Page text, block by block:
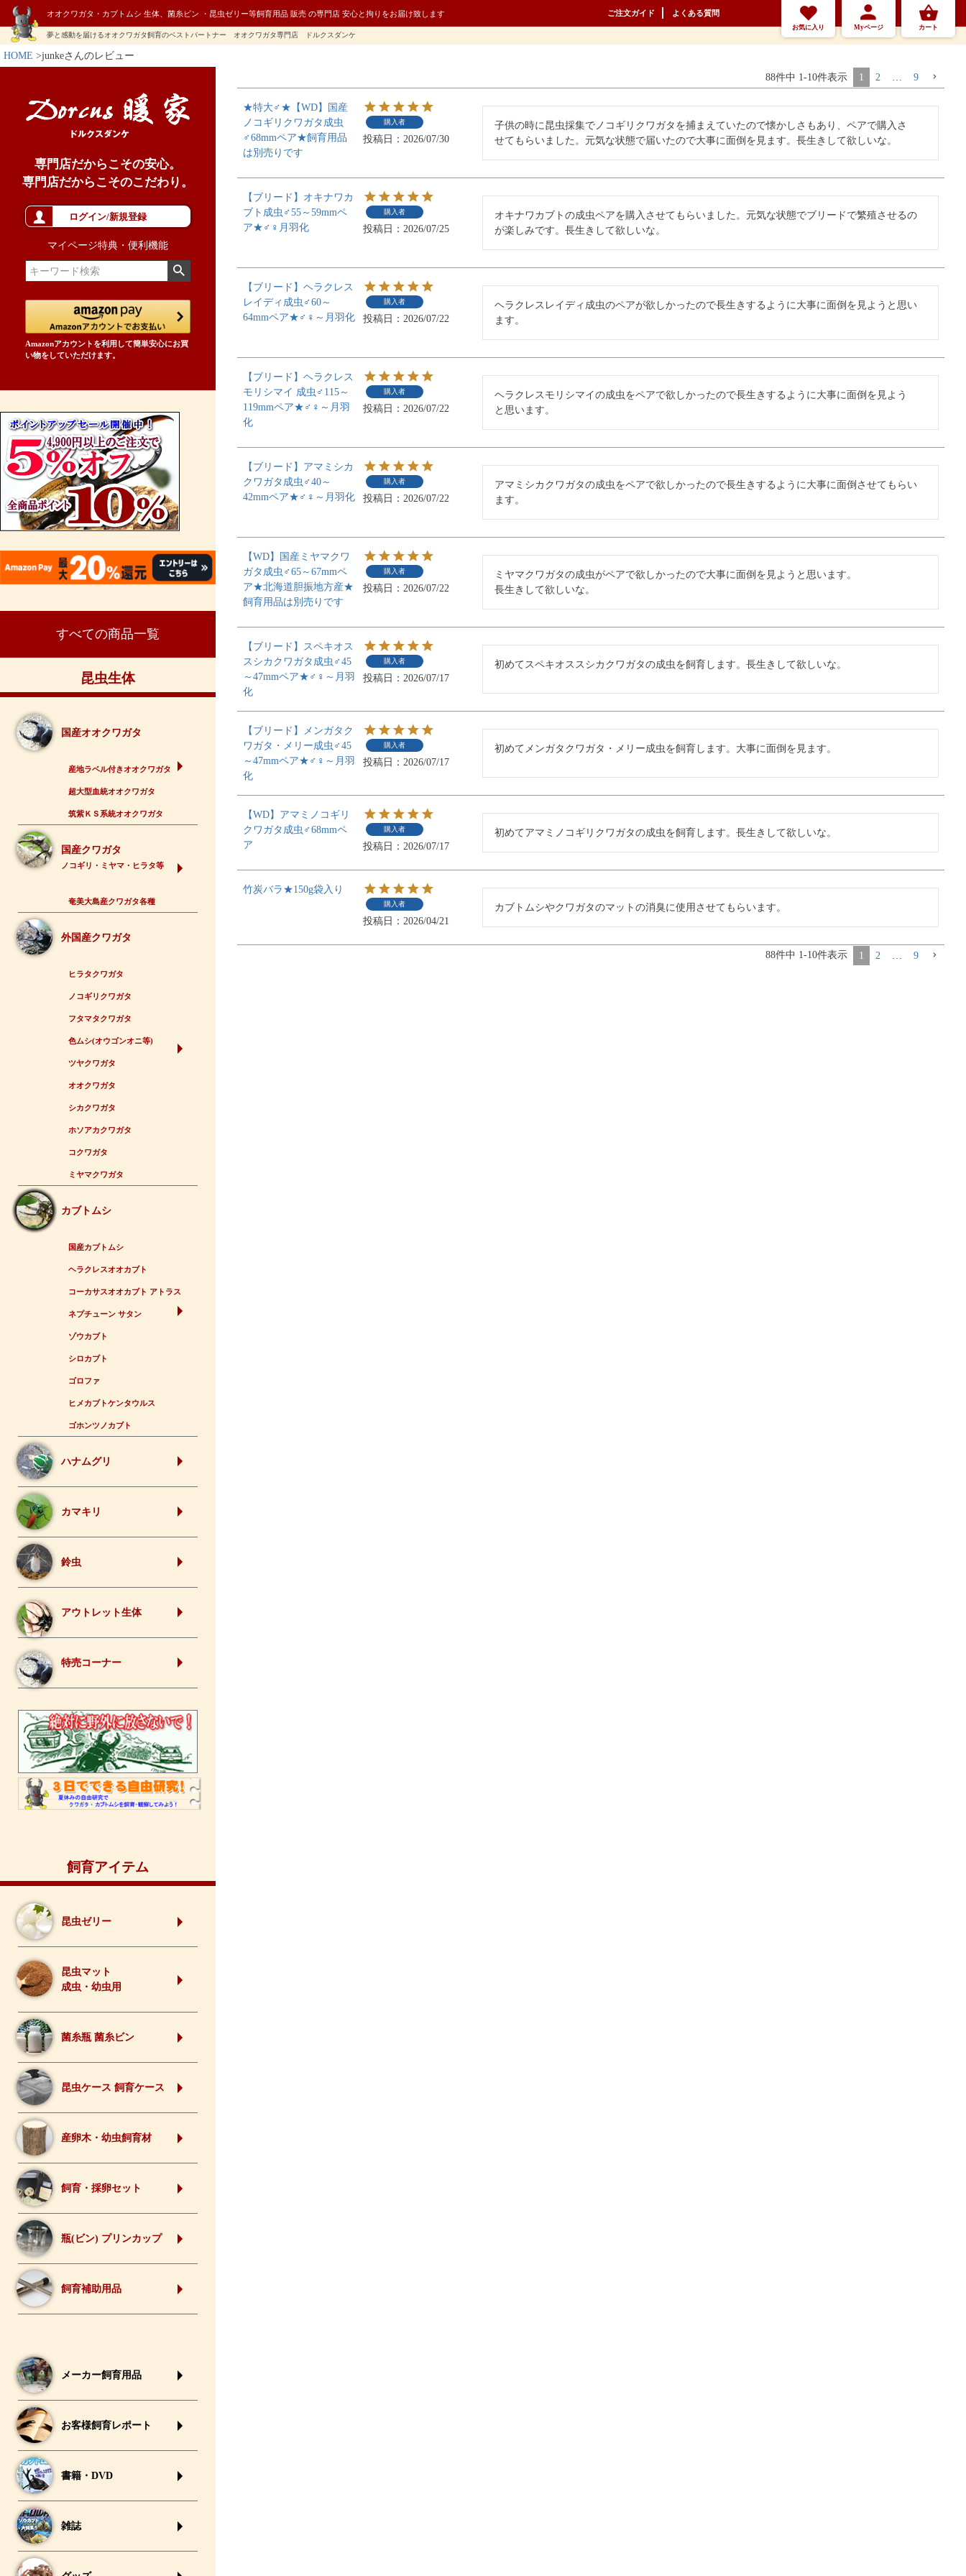
オオクワガタ・カブトムシ 生体、菌糸ビン ・昆虫ゼリー等飼育用品 販売 の専門店 安心と拘りをお届け致します ご注文ガイド よくある質問
夢と感動を届けるオオクワガタ飼育のベストパートナー オオクワガタ専門店 ドルクスダンケ
お気に入り Myページ カート
HOME junkeさんのレビュー
専門店だからこその安心。
専門店だからこそのこだわり。
ログイン/新規登録
マイページ特典・便利機能
Amazonアカウントを利用して簡単安心にお買
い物をしていただけます。
すべての商品一覧
昆虫生体
国産オオクワガタ
産地ラベル付きオオクワガタ
超大型血統オオクワガタ
筑紫ＫＳ系統オオクワガタ
国産クワガタ
ノコギリ・ミヤマ・ヒラタ等
奄美大島産クワガタ各種
外国産クワガタ
ヒラタクワガタ
ノコギリクワガタ
フタマタクワガタ
色ムシ(オウゴンオニ等)
ツヤクワガタ
オオクワガタ
シカクワガタ
ホソアカクワガタ
コクワガタ
ミヤマクワガタ
カブトムシ
国産カブトムシ
ヘラクレスオオカブト
コーカサスオオカブト アトラス
ネプチューン サタン
ゾウカブト
シロカブト
ゴロファ
ヒメカブトケンタウルス
ゴホンツノカブト
ハナムグリ
カマキリ
鈴虫
アウトレット生体
特売コーナー
飼育アイテム
昆虫ゼリー
昆虫マット
成虫・幼虫用
菌糸瓶 菌糸ビン
昆虫ケース 飼育ケース
産卵木・幼虫飼育材
飼育・採卵セット
瓶(ビン) プリンカップ
飼育補助用品
メーカー飼育用品
お客様飼育レポート
書籍・DVD
雑誌
88件中 1 -10件表示 1 2 … 9
★特大♂★【WD】国産
ノコギリクワガタ成虫
♂68mmペア★飼育用品
は別売りです
購入者
投稿日 2026/07/30
子供の時に昆虫採集でノコギリクワガタを捕まえていたので懐かしさもあり、ペアで購入さ
せてもらいました。元気な状態で届いたので大事に面倒を見ます。長生きして欲しいな。
【ブリード】オキナワカ
ブト成虫♂55～59mmペ
ア★♂♀月羽化
購入者
投稿日 2026/07/25
オキナワカブトの成虫ペアを購入させてもらいました。元気な状態でブリードで繁殖させるの
が楽しみです。長生きして欲しいな。
【ブリード】ヘラクレス
レイディ成虫♂60～
64mmペア★♂♀～月羽化
購入者
投稿日 2026/07/22
ヘラクレスレイディ成虫のペアが欲しかったので長生きするように大事に面倒を見ようと思い
ます。
【ブリード】ヘラクレス
モリシマイ 成虫♂115～
119mmペア★♂♀～月羽
化
購入者
投稿日 2026/07/22
ヘラクレスモリシマイの成虫をペアで欲しかったので長生きするように大事に面倒を見よう
と思います。
【ブリード】アマミシカ
クワガタ成虫♂40～
42mmペア★♂♀～月羽化
購入者
投稿日 2026/07/22
アマミシカクワガタの成虫をペアで欲しかったので長生きするように大事に面倒させてもらい
ます。
【WD】国産ミヤマクワ
ガタ成虫♂65～67mmペ
ア★北海道胆振地方産★
飼育用品は別売りです
購入者
投稿日 2026/07/22
ミヤマクワガタの成虫がペアで欲しかったので大事に面倒を見ようと思います。
長生きして欲しいな。
【ブリード】スペキオス
スシカクワガタ成虫♂45
～47mmペア★♂♀～月羽
化
購入者
投稿日 2026/07/17
初めてスペキオススシカクワガタの成虫を飼育します。長生きして欲しいな。
【ブリード】メンガタク
ワガタ・メリー成虫♂45
～47mmペア★♂♀～月羽
化
購入者
投稿日 2026/07/17
初めてメンガタクワガタ・メリー成虫を飼育します。大事に面倒を見ます。
【WD】アマミノコギリ
クワガタ成虫♂68mmペ
ア
購入者
投稿日 2026/07/17
初めてアマミノコギリクワガタの成虫を飼育します。長生きして欲しいな。
竹炭バラ★150g袋入り
購入者
投稿日 2026/04/21
カブトムシやクワガタのマットの消臭に使用させてもらいます。
88件中 1-10件表示 1 2 9